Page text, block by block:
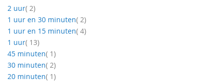
2 uur 2producten
1 uur en 30 minuten 2producten
1 uur en 15 minuten 4producten
1 uur 13producten
45 minuten 1product
30 minuten 2producten
20 minuten 1product